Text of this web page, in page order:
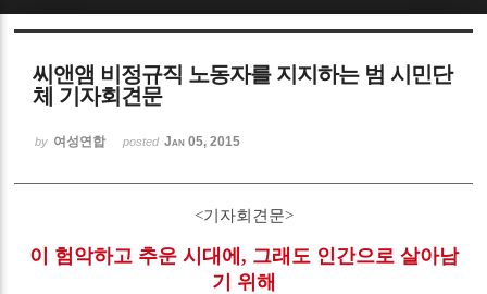
씨앤앰 비정규직 노동자를 지지하는 범 시민단
체 기자회견문
by 여성연합 posted Jan 05, 2015
<기자회견문>
이 험악하고 추운 시대에, 그래도 인간으로 살아남
기 위해
Sketchbook5, 스케치북5
Sketchbook5, 스케치북5